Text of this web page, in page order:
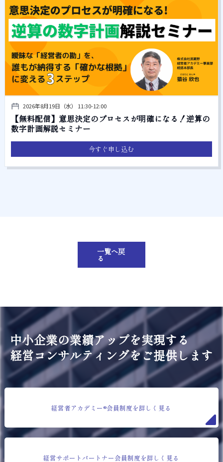
2026年8月19日（水） 11:30-12:00
【無料配信】意思決定のプロセスが明確になる！逆算の
数字計画解説セミナー
今すぐ申し込む
一覧へ戻
る
中小企業の業績アップを実現する
経営コンサルティングをご提供します
経営者アカデミー®会員制度を詳しく見る
経営サポートパートナー会員制度を詳しく見る